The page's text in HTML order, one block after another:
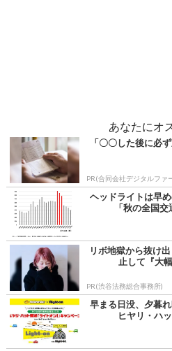
あなたにオ
「〇〇した後に必
PR(合同会社デジタルファ
ヘッドライトは早
「秋の全国
リボ地獄から抜け
止して『大
PR(渋谷法務総合事務所)
早まる日没、夕暮
ヒヤリ・ハ